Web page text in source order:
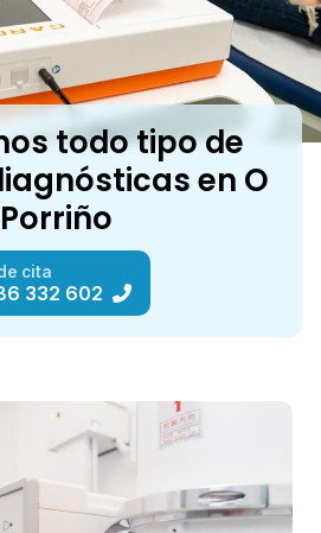
todo tipo de
en O
Porriño
cita
332 602